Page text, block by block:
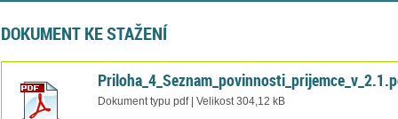
DOKUMENT KE STAŽENÍ
Dokument typu pdf | Velikost 304,12 kB